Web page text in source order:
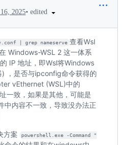
2025• edited
| grep nameserve 查看Wsl
Windows-WSL 2 这一体系
IP 地址，即Wsl将Windows
) ，是否与ipconfig命令获得的
vEthernet (WSL)中的
一致，如果是其他，可能是
中内容不一致，导致没办法正
方案
powershell.exe -Command "